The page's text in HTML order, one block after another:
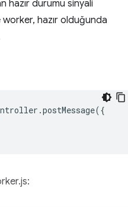
hazır durumu sinyali
hazır olduğunda
.postMessage({